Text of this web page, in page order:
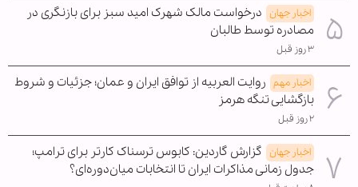
اخبار جهان درخواست مالک شهرک امید سبز برای بازنگری در
مصادره توسط طالبان
۳ روز قبل
اخبار مهم روایت العربیه از توافق ایران و عمان؛ جزئیات و شروط
بازگشایی تنگه هرمز
۲ روز قبل
اخبار جهان گزارش گاردین: کابوس ترسناک کارتر برای ترامپ؛
جدول زمانی مذاکرات ایران تا انتخابات میان‌دوره‌ای؟